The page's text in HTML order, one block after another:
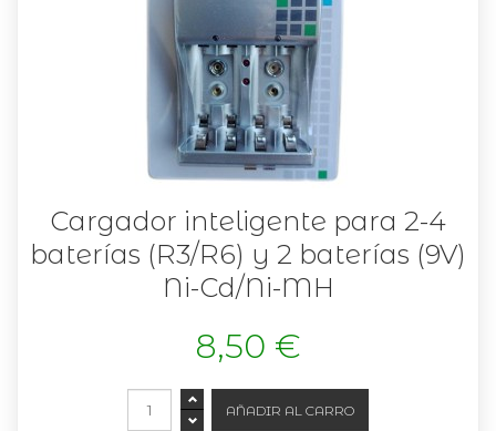
Cargador inteligente para 2-4
baterías (R3/R6) y 2 baterías (9V)
Ni-Cd/Ni-MH
8,50 €